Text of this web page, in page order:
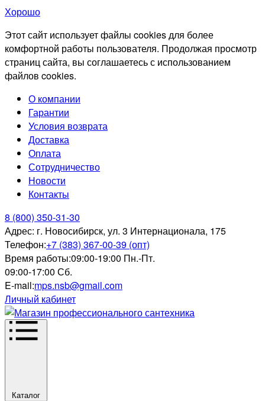
Хорошо
Этот сайт использует файлы cookies для более
комфортной работы пользователя. Продолжая просмотр
страниц сайта, вы соглашаетесь с использованием
файлов cookies.
О компании
Гарантии
Условия возврата
Доставка
Оплата
Сотрудничество
Новости
Контакты
8 (800) 350-31-30
Адрес: г. Новосибирск, ул. 3 Интернационала, 175
Телефон:+7 (383) 367-00-39 (опт)
Время работы:09:00-19:00 Пн.-Пт.
09:00-17:00 Сб.
E-mail:mps.nsb@gmail.com
Личный кабинет
Каталог